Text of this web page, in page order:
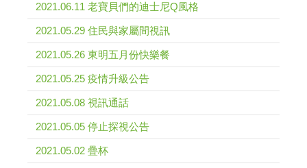
2021.06.11 老寶貝們的迪士尼Q風格
2021.05.29 住民與家屬間視訊
2021.05.26 東明五月份快樂餐
2021.05.25 疫情升級公告
2021.05.08 視訊通話
2021.05.05 停止探視公告
2021.05.02 疊杯